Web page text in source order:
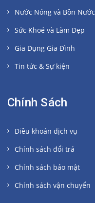
Nước Nóng và Bồn Nước
Sức Khoẻ và Làm Đẹp
Gia Dụng Gia Đình
Tin tức & Sự kiện
Chính Sách
Điều khoản dịch vụ
Chính sách đổi trả
Chính sách bảo mật
Chính sách vận chuyển